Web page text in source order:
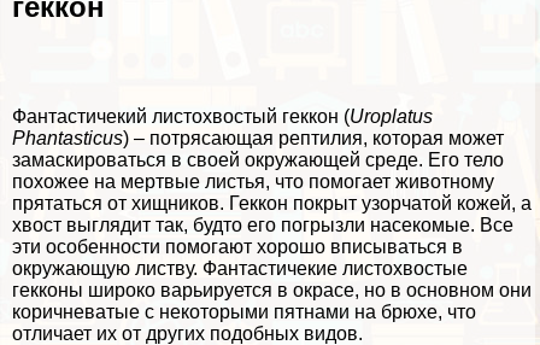
геккон
Фантастичекий листохвостый геккон (Uroplatus
Phantasticus) – потрясающая рептилия, которая может
замаскироваться в своей окружающей среде. Его тело
похожее на мертвые листья, что помогает животному
прятаться от хищников. Геккон покрыт узорчатой кожей, а
хвост выглядит так, будто его погрызли насекомые. Все
эти особенности помогают хорошо вписываться в
окружающую листву. Фантастичекие листохвостые
гекконы широко варьируется в окрасе, но в основном они
коричневатые с некоторыми пятнами на брюхе, что
отличает их от других подобных видов.